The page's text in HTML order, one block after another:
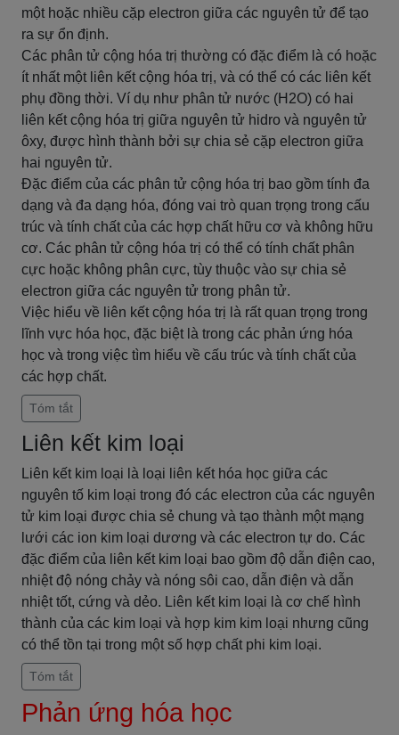
một hoặc nhiều cặp electron giữa các nguyên tử để tạo
ra sự ổn định.
Các phân tử cộng hóa trị thường có đặc điểm là có hoặc
ít nhất một liên kết cộng hóa trị, và có thể có các liên kết
phụ đồng thời. Ví dụ như phân tử nước (H2O) có hai
liên kết cộng hóa trị giữa nguyên tử hidro và nguyên tử
ôxy, được hình thành bởi sự chia sẻ cặp electron giữa
hai nguyên tử.
Đặc điểm của các phân tử cộng hóa trị bao gồm tính đa
dạng và đa dạng hóa, đóng vai trò quan trọng trong cấu
trúc và tính chất của các hợp chất hữu cơ và không hữu
cơ. Các phân tử cộng hóa trị có thể có tính chất phân
cực hoặc không phân cực, tùy thuộc vào sự chia sẻ
electron giữa các nguyên tử trong phân tử.
Việc hiểu về liên kết cộng hóa trị là rất quan trọng trong
lĩnh vực hóa học, đặc biệt là trong các phản ứng hóa
học và trong việc tìm hiểu về cấu trúc và tính chất của
các hợp chất.
Tóm tắt
Liên kết kim loại
Liên kết kim loại là loại liên kết hóa học giữa các
nguyên tố kim loại trong đó các electron của các nguyên
tử kim loại được chia sẻ chung và tạo thành một mạng
lưới các ion kim loại dương và các electron tự do. Các
đặc điểm của liên kết kim loại bao gồm độ dẫn điện cao,
nhiệt độ nóng chảy và nóng sôi cao, dẫn điện và dẫn
nhiệt tốt, cứng và dẻo. Liên kết kim loại là cơ chế hình
thành của các kim loại và hợp kim kim loại nhưng cũng
có thể tồn tại trong một số hợp chất phi kim loại.
Tóm tắt
Phản ứng hóa học